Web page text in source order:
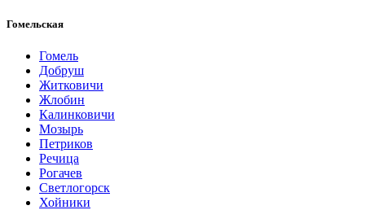
Гомельская
Гомель
Добруш
Житковичи
Жлобин
Калинковичи
Мозырь
Петриков
Речица
Рогачев
Светлогорск
Хойники